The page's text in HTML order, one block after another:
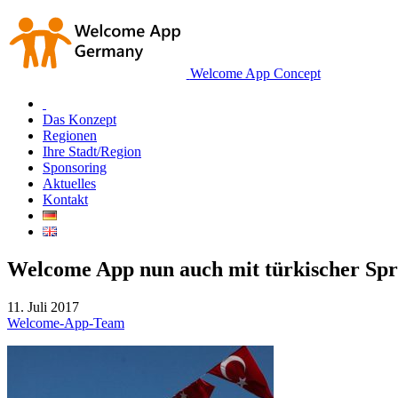
Welcome App Concept
Das Konzept
Regionen
Ihre Stadt/Region
Sponsoring
Aktuelles
Kontakt
Welcome App nun auch mit türkischer
11. Juli 2017
Welcome-App-Team